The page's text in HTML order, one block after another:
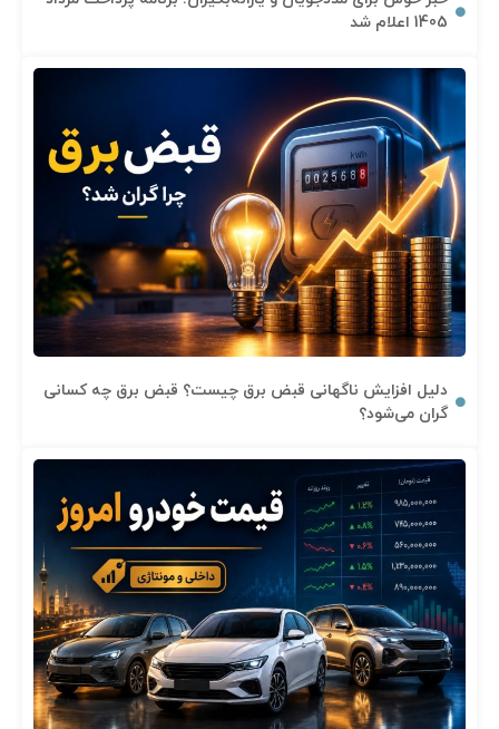
1405 اعلام شد
دلیل افزایش ناگهانی قبض برق چیست؟ قبض برق چه کسانی
گران می‌شود؟